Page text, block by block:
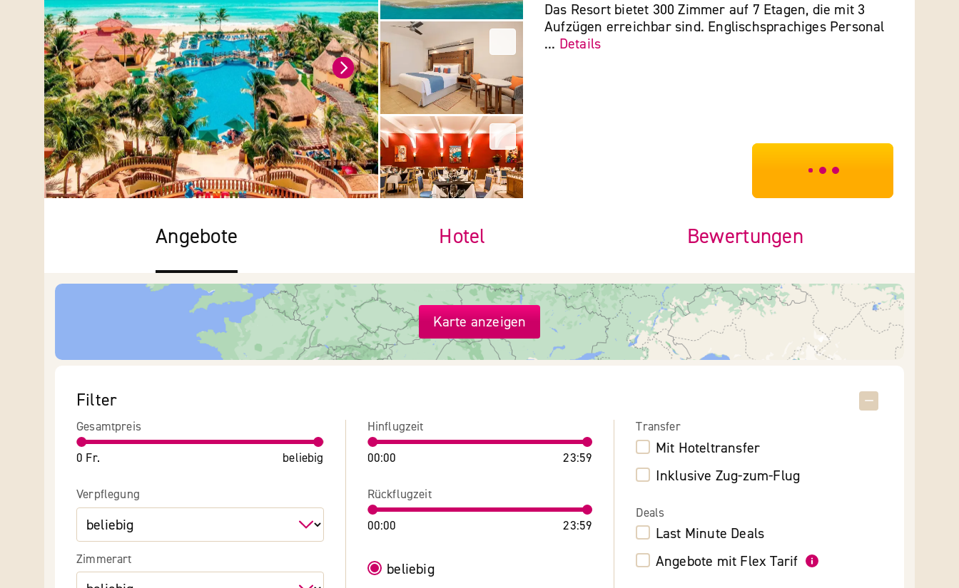
Das Resort bietet 300 Zimmer auf 7 Etagen, die mit 3
Aufzügen erreichbar sind. Englischsprachiges Personal
... Details
***************
Angebote Hotel Bewertungen
Karte anzeigen
Filter
Gesamtpreis
0 Fr. beliebig
Verpflegung
Zimmerart
Hinflugzeit
00:00 23:59
Rückflugzeit
00:00 23:59
beliebig
Transfer
Mit Hoteltransfer
Inklusive Zug-zum-Flug
Deals
Last Minute Deals
Angebote mit Flex Tarif